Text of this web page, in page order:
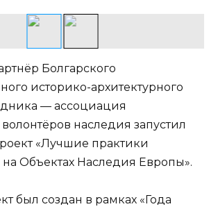
Болгарского
историко-архитектурного
— ассоциация
наследия запустил
«Лучшие практики
на Объектах Наследия Европы».
был создан в рамках «Года